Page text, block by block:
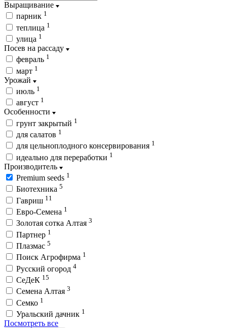
Выращивание
парник 1
теплица 1
улица 1
Посев на рассаду
февраль 1
март 1
Урожай
июль 1
август 1
Особенности
грунт закрытый 1
для салатов 1
для цельноплодного консервирования 1
идеально для переработки 1
Производитель
Premium seeds 1
Биотехника 5
Гавриш 11
Евро-Семена 1
Золотая сотка Алтая 3
Партнер 1
Плазмас 5
Поиск Агрофирма 1
Русский огород 4
СеДеК 15
Семена Алтая 3
Семко 1
Уральский дачник 1
Посмотреть все